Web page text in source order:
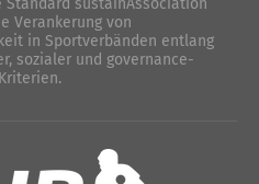
Standard sustainAssociation
Verankerung von
in Sportverbänden entlang
sozialer und governance-